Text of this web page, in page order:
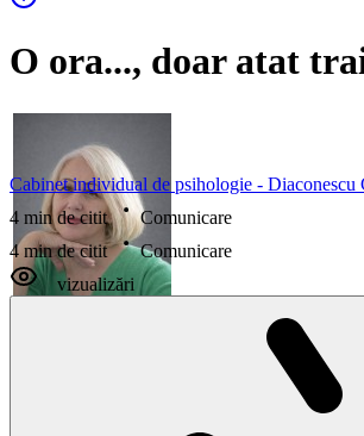
O ora..., doar atat
Cabinet individual de psihologie - Diaconescu
4 min de citit
Comunicare
4 min de citit
Comunicare
vizualizări